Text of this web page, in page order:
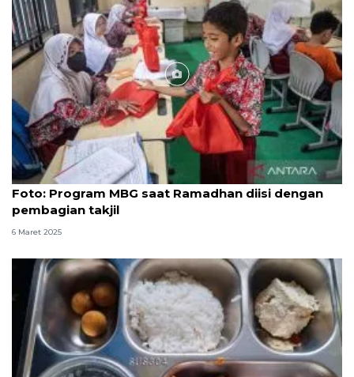
Foto
Foto: Program MBG saat Ramadhan diisi dengan
pembagian takjil
6 Maret 2025